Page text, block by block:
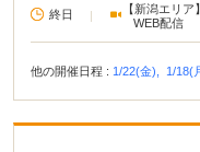
終日
【新潟エリア】
WEB配信
他の開催日程 : 1/22(金), 1/18(